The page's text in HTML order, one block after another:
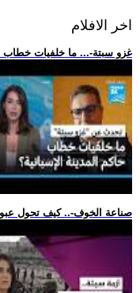
اخر الافلام
.. -غزو سبتة-... ما خلفيات خطاب
.. -صناعة الخوف-.. كيف تحول